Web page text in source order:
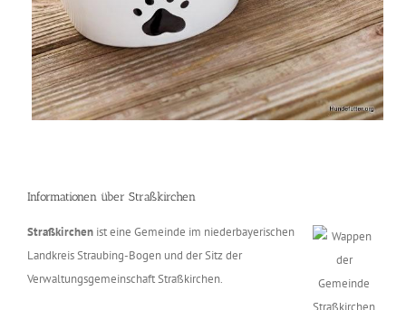
Informationen über Straßkirchen
Straßkirchen ist eine Gemeinde im niederbayerischen
Landkreis Straubing-Bogen und der Sitz der
Verwaltungsgemeinschaft Straßkirchen.